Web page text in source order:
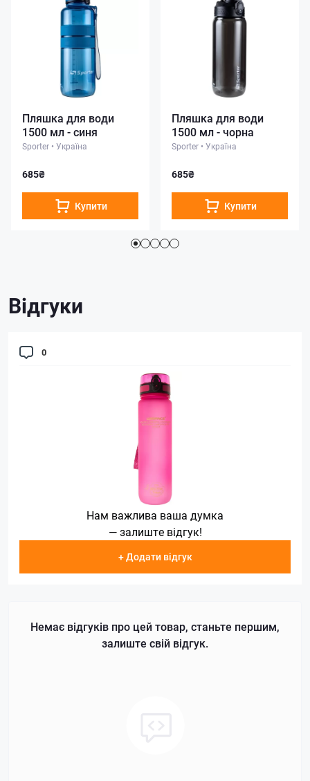
Пляшка для води
1500 мл - синя
Sporter • Україна
685₴
Купити
Пляшка для води
1500 мл - чорна
Sporter • Україна
685₴
Купити
Відгуки
0
Нам важлива ваша думка
— залиште відгук!
+ Додати відгук
Немає відгуків про цей товар, станьте першим,
залиште свій відгук.